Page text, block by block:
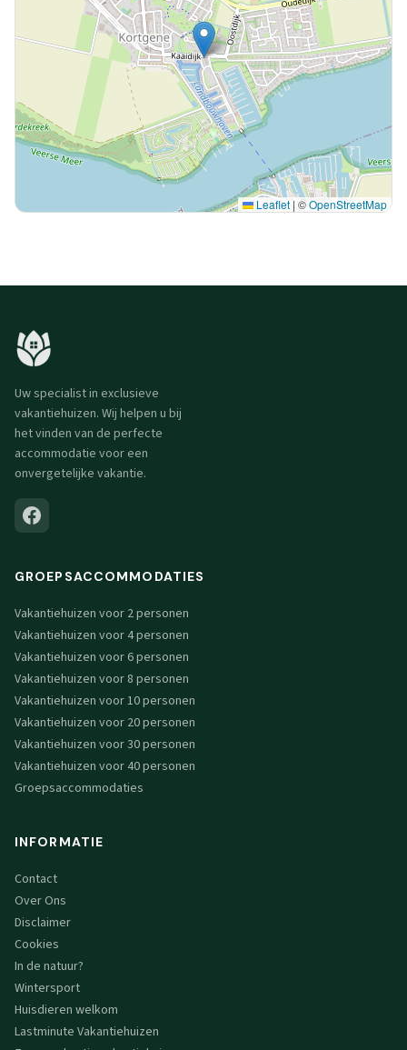
Leaflet | ©OpenStreetMap
Uw specialist in exclusieve
vakantiehuizen. Wij helpen u bij
het vinden van de perfecte
accommodatie voor een
onvergetelijke vakantie.
GROEPSACCOMMODATIES
Vakantiehuizen voor 2 personen
Vakantiehuizen voor 4 personen
Vakantiehuizen voor 6 personen
Vakantiehuizen voor 8 personen
Vakantiehuizen voor 10 personen
Vakantiehuizen voor 20 personen
Vakantiehuizen voor 30 personen
Vakantiehuizen voor 40 personen
Groepsaccommodaties
INFORMATIE
Contact
Over Ons
Disclaimer
Cookies
In de natuur?
Wintersport
Huisdieren welkom
Lastminute Vakantiehuizen